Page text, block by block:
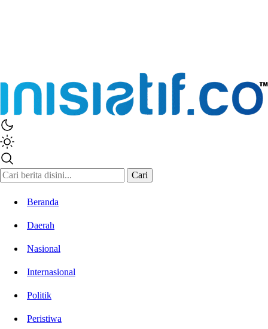
Inisiatif.co
Stay Connected Stay Informed
Cari
Beranda
Daerah
Nasional
Internasional
Politik
Peristiwa